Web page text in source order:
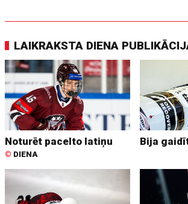
LAIKRAKSTA DIENA
Noturēt pacelto latiņu
© DIENA
Bija